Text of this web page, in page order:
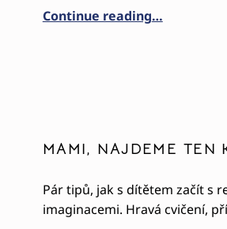
Continue reading…
MAMI, NAJDEME TEN
Pár tipů, jak s dítětem začít s
imaginacemi. Hravá cvičení,